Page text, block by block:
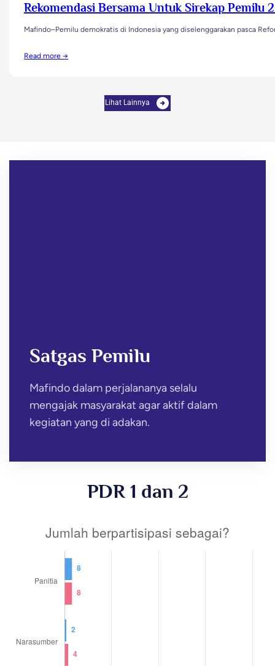
Rekomendasi Bersama Untuk Sirekap Pemilu
Mafindo–Pemilu demokratis di Indonesia yang diselenggarakan pasca
Read more →
Lihat Lainnya
Satgas Pemilu
Mafindo dalam perjalananya selalu
mengajak masyarakat agar aktif dalam
kegiatan yang di adakan.
PDR 1 dan 2